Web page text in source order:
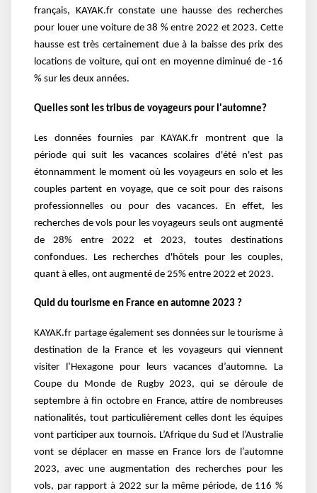
français, KAYAK.fr constate une hausse des recherches
pour louer une voiture de 38 % entre 2022 et 2023. Cette
hausse est très certainement due à la baisse des prix des
locations de voiture, qui ont en moyenne diminué de -16
% sur les deux années.
Quelles sont les tribus de voyageurs pour l'automne?
Les données fournies par KAYAK.fr montrent que la
période qui suit les vacances scolaires d'été n'est pas
étonnamment le moment où les voyageurs en solo et les
couples partent en voyage, que ce soit pour des raisons
professionnelles ou pour des vacances. En effet, les
recherches de vols pour les voyageurs seuls ont augmenté
de 28% entre 2022 et 2023, toutes destinations
confondues. Les recherches d'hôtels pour les couples,
quant à elles, ont augmenté de 25% entre 2022 et 2023.
Quid du tourisme en France en automne 2023 ?
KAYAK.fr partage également ses données sur le tourisme à
destination de la France et les voyageurs qui viennent
visiter l’Hexagone pour leurs vacances d’automne. La
Coupe du Monde de Rugby 2023, qui se déroule de
septembre à fin octobre en France, attire de nombreuses
nationalités, tout particulièrement celles dont les équipes
vont participer aux tournois. L’Afrique du Sud et l’Australie
vont se déplacer en masse en France lors de l’automne
2023, avec une augmentation des recherches pour les
vols, par rapport à 2022 sur la même période, de 116 %